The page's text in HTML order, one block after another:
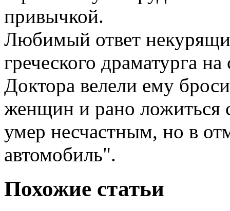
привычкой.
Любимый ответ
греческого драматурга
Доктора велели ему
женщин и рано ложиться
умер несчастным, но в
автомобиль".
Похожие статьи